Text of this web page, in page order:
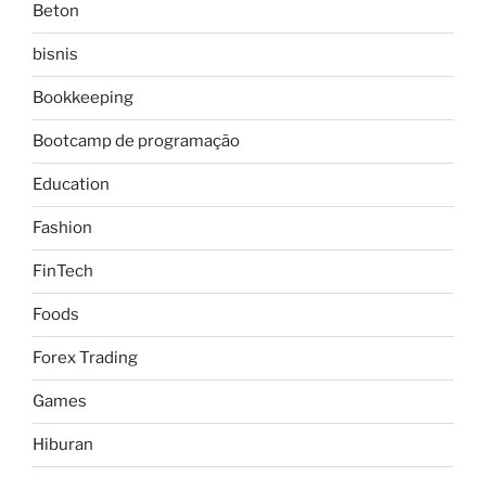
Beton
bisnis
Bookkeeping
Bootcamp de programação
Education
Fashion
FinTech
Foods
Forex Trading
Games
Hiburan